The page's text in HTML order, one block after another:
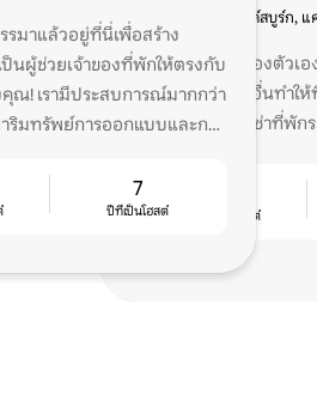
มาแล้วอยู่ที่นี่เพื่อสร้าง
นผู้ช่วยเจ้าของที่พักให้ตรงกับ
ณ! เรามีประสบการณ์มากกว่า
ริมทรัพย์การออกแบบและการ
7
ปีที่เป็นโฮสต์
ฮีลด์สบูร์ก,
ฉันให้เช่าที่พักของตัวเ
ตอนนี้ฉันช่วยคนอื่นทำให้
เช่าที่พัก
คะแนนจากเกสต์